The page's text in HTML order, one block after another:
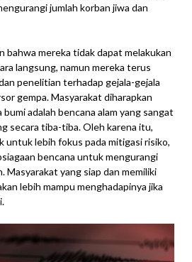
jumlah korban jiwa dan
bahwa mereka tidak dapat melakukan
langsung, namun mereka terus
penelitian terhadap gejala-gejala
gempa. Masyarakat diharapkan
adalah bencana alam yang sangat
secara tiba-tiba. Oleh karena itu,
untuk lebih fokus pada mitigasi risiko,
bencana untuk mengurangi
Masyarakat yang siap dan memiliki
lebih mampu menghadapinya jika